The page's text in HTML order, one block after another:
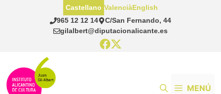
965 12 12 14
C/San Fernando, 44
gilalbert@diputacionalicante.es
Castellano ValenciàEnglish
MENÚ